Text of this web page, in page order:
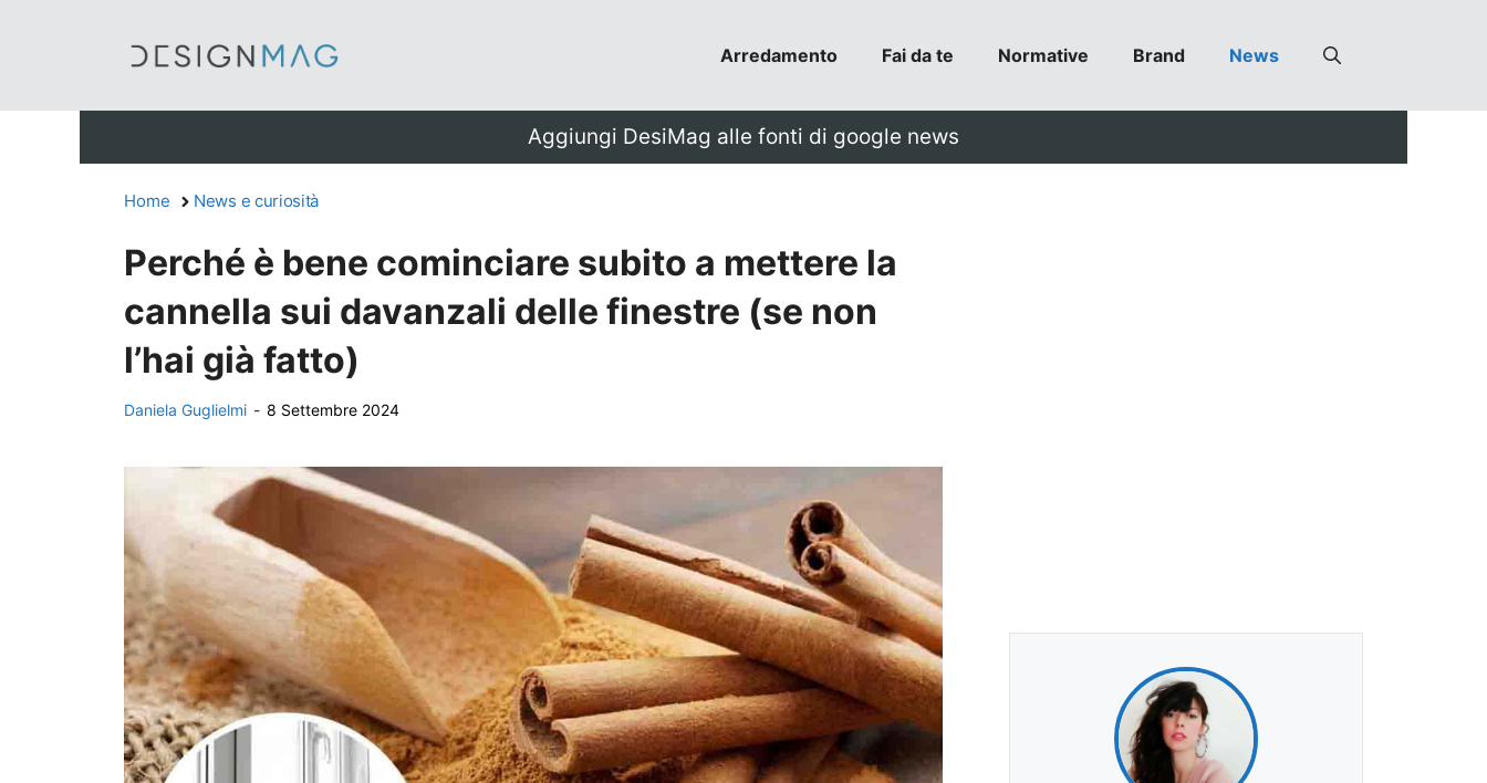
Arredamento Fai da te Normative Brand News
Aggiungi DesiMag alle fonti di google news
Home News e curiosità
Perché è bene cominciare subito a mettere la
cannella sui davanzali delle finestre (se non
l’hai già fatto)
Daniela Guglielmi - 8 Settembre 2024